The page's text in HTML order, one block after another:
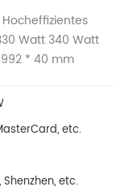
Watt 340 Watt
* 40 mm
etc.
etc.